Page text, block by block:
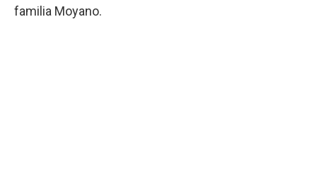
familia Moyano.